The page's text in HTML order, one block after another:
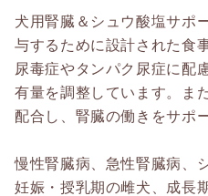
犬用腎臓＆シュウ酸塩サポ
与するために設計された食
尿毒症やタンパク尿症に配
有量を調整しています。ま
配合し、腎臓の働きをサポ
慢性腎臓病、急性腎臓病、
妊娠・授乳期の雌犬、成長